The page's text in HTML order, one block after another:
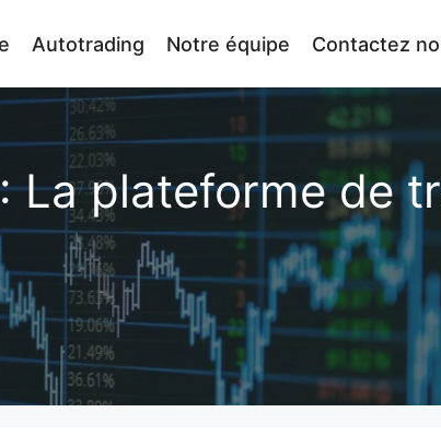
Autotrading Notre équipe Contactez
La plateforme de